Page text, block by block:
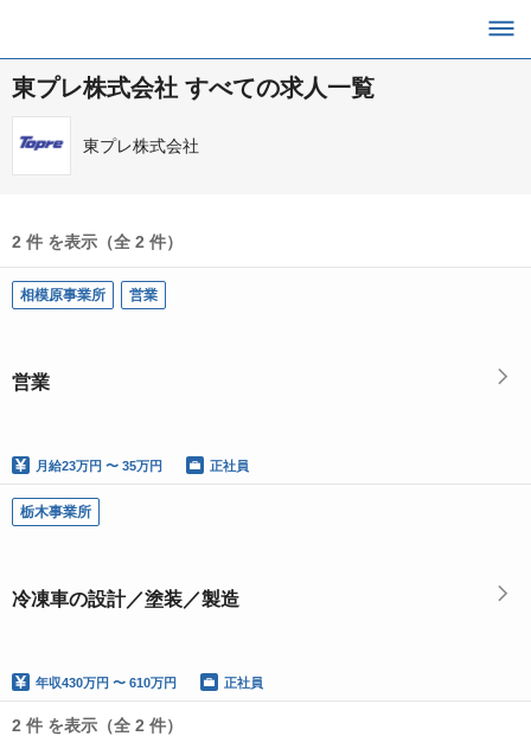
東プレ株式会社 すべての求人一覧
東プレ株式会社
2 件 を表示（全 2 件）
相模原事業所 営業
営業
月給23万円 〜 35万円 正社員
栃木事業所
冷凍車の設計／塗装／製造
年収430万円 〜 610万円 正社員
2 件 を表示（全 2 件）